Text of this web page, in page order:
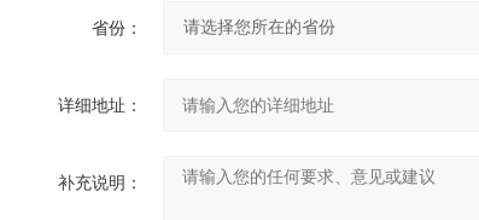
省份：
详细地址：
补充说明：